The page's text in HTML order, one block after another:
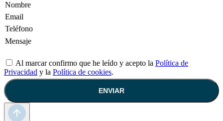
Al marcar confirmo que he leído y acepto la Política de
Privacidad y la Política de cookies.
ENVIAR